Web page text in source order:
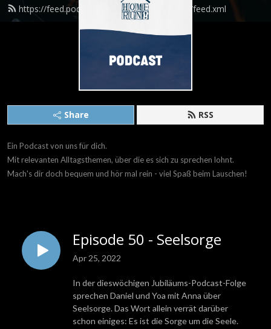
https://feed.podbean.com/homerunpodcast/feed.xml
Share RSS
Ein Podcast von uns für dich.
Mit relevanten Alltagsthemen, über die es sich zu sprechen lohnt.
Mach's dir doch bequem und hör mal rein - viel Spaß beim Lauschen!
Episode 50 - Seelsorge
Apr 25, 2022
In der dieswöchigen Jubiläums-Podcast-Folge
sprechen Daniel und Yoa mit Anna über
Seelsorge. Das Wort allein verrät darüber
schon einiges: Es ist die Sorge um die Seele.